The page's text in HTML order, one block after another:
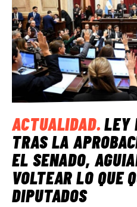
ACTUALIDAD.LEY
TRAS LA
EL SENADO,
VOLTEAR LO QUE
DIPUTADOS